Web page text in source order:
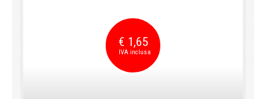
€ 1,65